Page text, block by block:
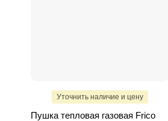
Уточнить наличие и цену
Пушка тепловая газовая Frico